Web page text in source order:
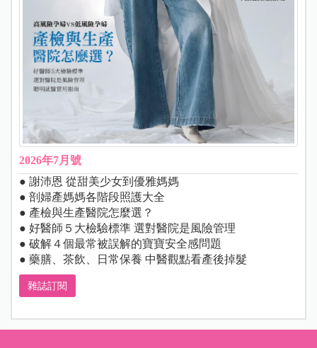
2026年7月號
● 謝沛恩 從甜美少女到優雅媽媽
● 剖婦產媽媽各階段照護大全
● 產檢與生產醫院怎麼選？
● 好醫師５大檢驗標準 選對醫院是風險管理
● 破解４個最常被誤解的寶寶安全感問題
● 藥膳、茶飲、日常保養 中醫觀點看產後掉髮
雜誌訂閱